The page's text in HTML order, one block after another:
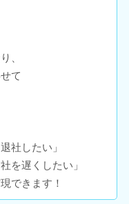
、
て
社したい」
を遅くしたい」
できます！